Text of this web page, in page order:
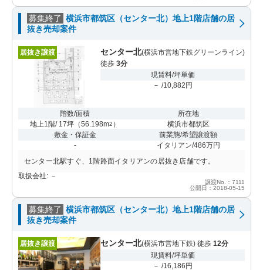
募集終了 横浜市都筑区（センター北）地上1階店舗の居
抜き売却案件
居抜き譲渡 センター北(横浜市営地下鉄グリーンライン)
徒歩 3分
現賃料/坪単価
－ /10,882円
階数/面積
地上1階/ 17坪 （56.198m2 ）
所在地
横浜市都筑区
敷金・保証金
-
前業態/希望譲渡額
イタリアン/486万円
センター北駅すぐ、1階路面イタリアンの居抜き店舗です。
取扱会社: －
譲渡No.：7111
公開日：2018-05-15
募集終了 横浜市都筑区（センター北）地上1階店舗の居
抜き売却案件
居抜き譲渡 センター北(横浜市営地下鉄) 徒歩 12分
現賃料/坪単価
－ /16,186円